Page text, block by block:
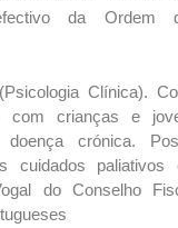
da Ordem
Clínica).
com crianças e
crónica.
cuidados paliativos
do Conselho